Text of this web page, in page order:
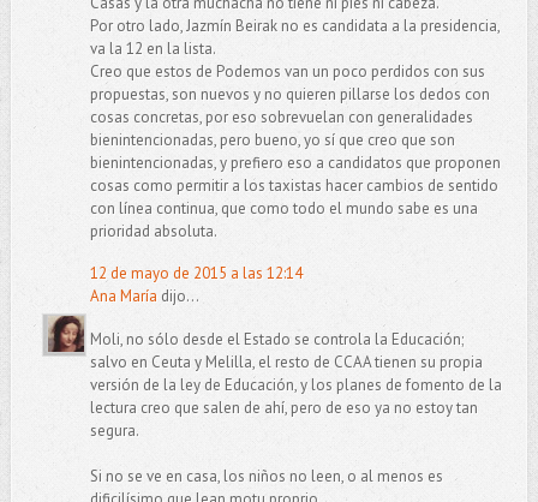
Por otro lado, Jazmín Beirak no es candidata a la presidencia,
va la 12 en la lista.
Creo que estos de Podemos van un poco perdidos con sus
propuestas, son nuevos y no quieren pillarse los dedos con
cosas concretas, por eso sobrevuelan con generalidades
bienintencionadas, pero bueno, yo sí que creo que son
bienintencionadas, y prefiero eso a candidatos que proponen
cosas como permitir a los taxistas hacer cambios de sentido
con línea continua, que como todo el mundo sabe es una
prioridad absoluta.
12 de mayo de 2015 a las 12:14
Ana María dijo...
Moli, no sólo desde el Estado se controla la Educación;
salvo en Ceuta y Melilla, el resto de CCAA tienen su propia
versión de la ley de Educación, y los planes de fomento de la
lectura creo que salen de ahí, pero de eso ya no estoy tan
segura.
Si no se ve en casa, los niños no leen, o al menos es